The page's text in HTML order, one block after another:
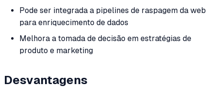
Pode ser integrada a pipelines de raspagem da web
para enriquecimento de dados
Melhora a tomada de decisão em estratégias de
produto e marketing
Desvantagens